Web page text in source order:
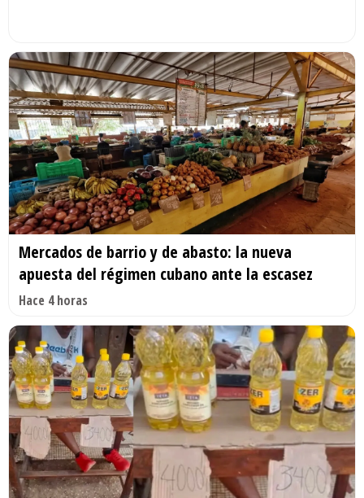
Mercados de barrio y de abasto: la nueva
apuesta del régimen cubano ante la escasez
Hace 4 horas